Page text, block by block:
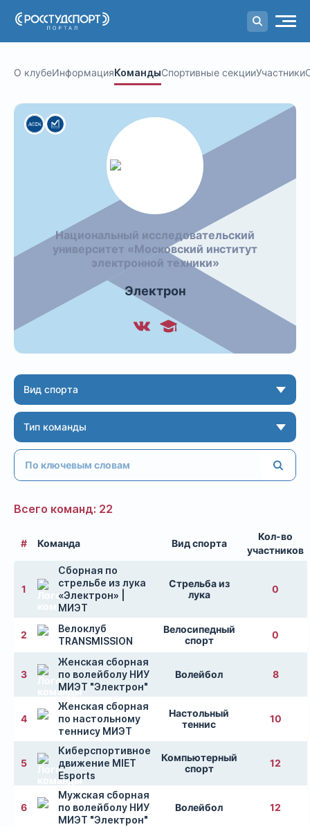
Порталстуденческого спорта
О клубеИнформацияКомандыСпортивные секцииУчастники
Национальный исследовательский
университет «Московский институт
электронной техники»
Электрон
Вид спорта
Тип команды
Всего команд: 22
# Команда Вид спорта
Кол-во
участников
1
Сборная по
стрельбе из лука
«Электрон» |
МИЭТ
Стрельба из
лука
0
2
Велоклуб
TRANSMISSION
Велосипедный
спорт
0
3
Женская сборная
по волейболу НИУ
МИЭТ "Электрон"
Волейбол 8
4
Женская сборная
по настольному
теннису МИЭТ
Настольный
теннис
10
5
Киберспортивное
движение MIET
Esports
Компьютерный
спорт
12
6
Мужская сборная
по волейболу НИУ
МИЭТ "Электрон"
Волейбол 12